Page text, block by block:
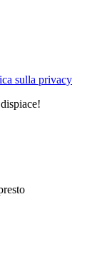
sulla privacy